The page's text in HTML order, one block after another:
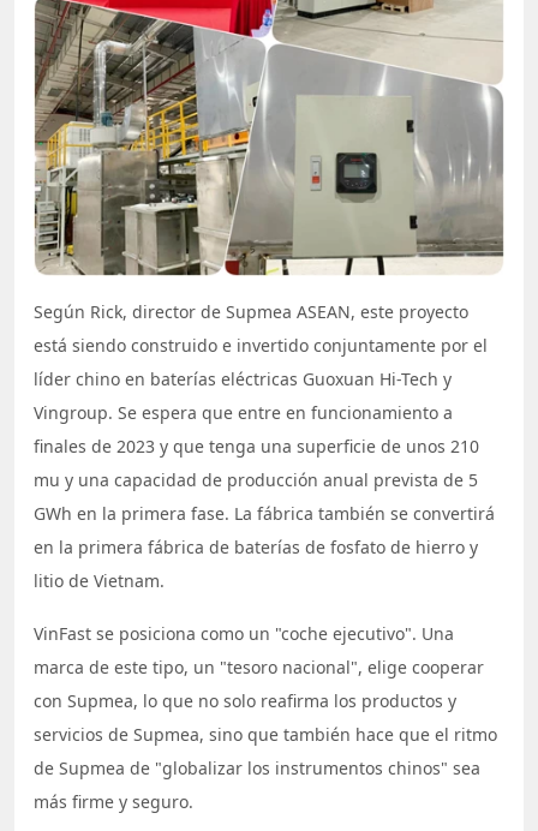
Según Rick, director de Supmea ASEAN, este proyecto
está siendo construido e invertido conjuntamente por el
líder chino en baterías eléctricas Guoxuan Hi-Tech y
Vingroup. Se espera que entre en funcionamiento a
finales de 2023 y que tenga una superficie de unos 210
mu y una capacidad de producción anual prevista de 5
GWh en la primera fase. La fábrica también se convertirá
en la primera fábrica de baterías de fosfato de hierro y
litio de Vietnam.
VinFast se posiciona como un "coche ejecutivo". Una
marca de este tipo, un "tesoro nacional", elige cooperar
con Supmea, lo que no solo reafirma los productos y
servicios de Supmea, sino que también hace que el ritmo
de Supmea de "globalizar los instrumentos chinos" sea
más firme y seguro.